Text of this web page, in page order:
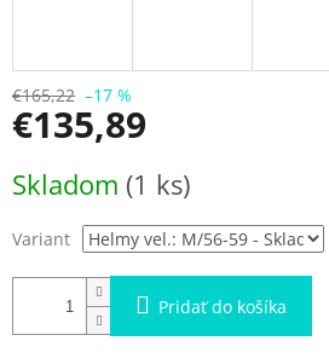
€165,22 –17 %
€135,89
cena:
Skladom (1 ks)
Variant
Pridať do košíka